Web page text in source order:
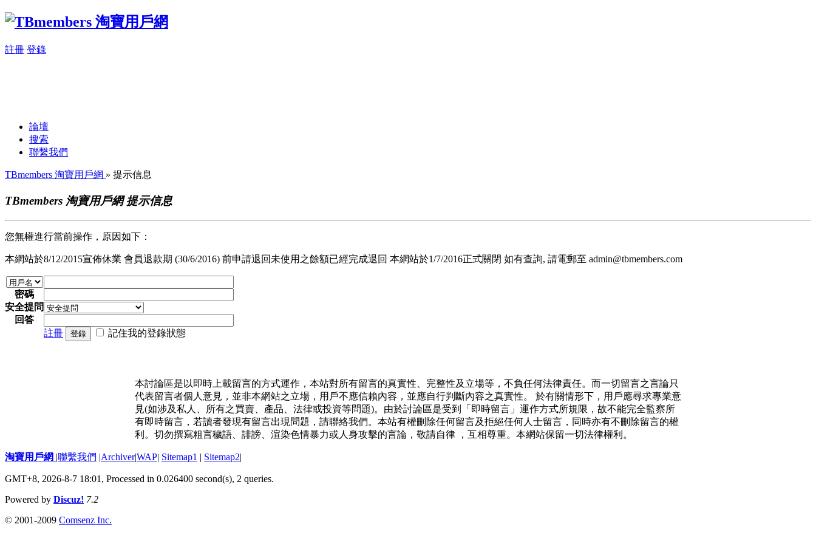
註冊 登錄
論壇
搜索
聯繫我們
TBmembers 淘寶用戶網 » 提示信息
TBmembers 淘寶用戶網 提示信息
您無權進行當前操作，原因如下：
本網站於8/12/2015宣佈休業 會員退款期 (30/6/2016) 前申請退回未使用之餘額已經完成退回 本網站於1/7/2016正式關閉 如有查詢, 請電郵至 admin@tbmembers.com
密碼
安全提問
回答
註冊
登錄 記住我的登錄狀態
本討論區是以即時上載留言的方式運作，本站對所有留言的真實性、完整性及立場等，不負任何法律責任。而一切留言之言論只
代表留言者個人意見，並非本網站之立場，用戶不應信賴內容，並應自行判斷內容之真實性。 於有關情形下，用戶應尋求專業意
見(如涉及私人、所有之買賣、產品、法律或投資等問題)。由於討論區是受到「即時留言」運作方式所規限，故不能完全監察所
有即時留言，若讀者發現有留言出現問題，請聯絡我們。本站有權刪除任何留言及拒絕任何人士留言，同時亦有不刪除留言的權
利。切勿撰寫粗言穢語、誹謗、渲染色情暴力或人身攻擊的言論，敬請自律 ，互相尊重。本網站保留一切法律權利。
淘寶用戶網 |聯繫我們 |Archiver|WAP| Sitemap1 | Sitemap2|
GMT+8, 2026-8-7 18:01, Processed in 0.026400 second(s), 2 queries.
Powered by Discuz! 7.2
© 2001-2009 Comsenz Inc.